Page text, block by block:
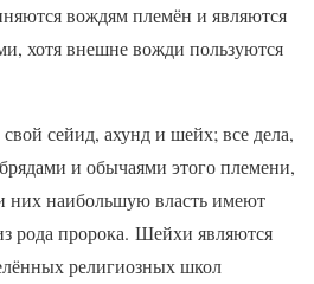
вождям племён и являются
хотя внешне вожди пользуются
сейид, ахунд и шейх; все дела,
и обычаями этого племени,
них наибольшую власть имеют
рода пророка. Шейхи являются
религиозных школ